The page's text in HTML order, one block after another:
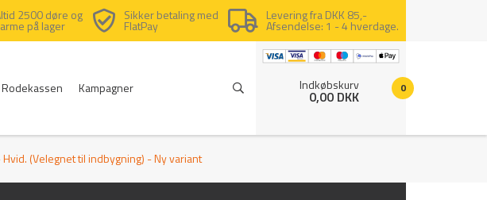
2500 døre og
på lager
Sikker betaling med
FlatPay
Levering fra DKK 85,-
Afsendelse: 1 - 4 hverdage.
Rodekassen Kampagner Indkøbskurv
0,00 DKK 0
(Velegnet til indbygning) - Ny variant